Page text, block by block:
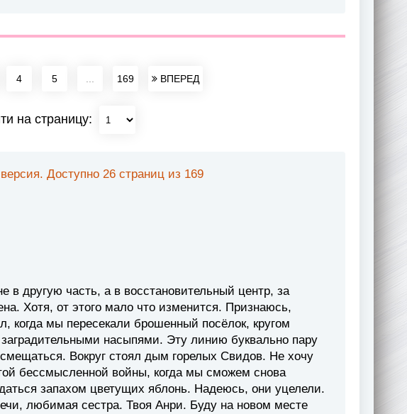
4 5 169 ВПЕРЕД
на страницу:
Доступно 26 страниц из 169
в другую часть, а в восстановительный центр, за
Хотя, от этого мало что изменится. Признаюсь,
когда мы пересекали брошенный посёлок, кругом
насыпями. Эту линию буквально пару
Вокруг стоял дым горелых Свидов. Не хочу
бессмысленной войны, когда мы сможем снова
запахом цветущих яблонь. Надеюсь, они уцелели.
любимая сестра. Твоя Анри. Буду на новом месте